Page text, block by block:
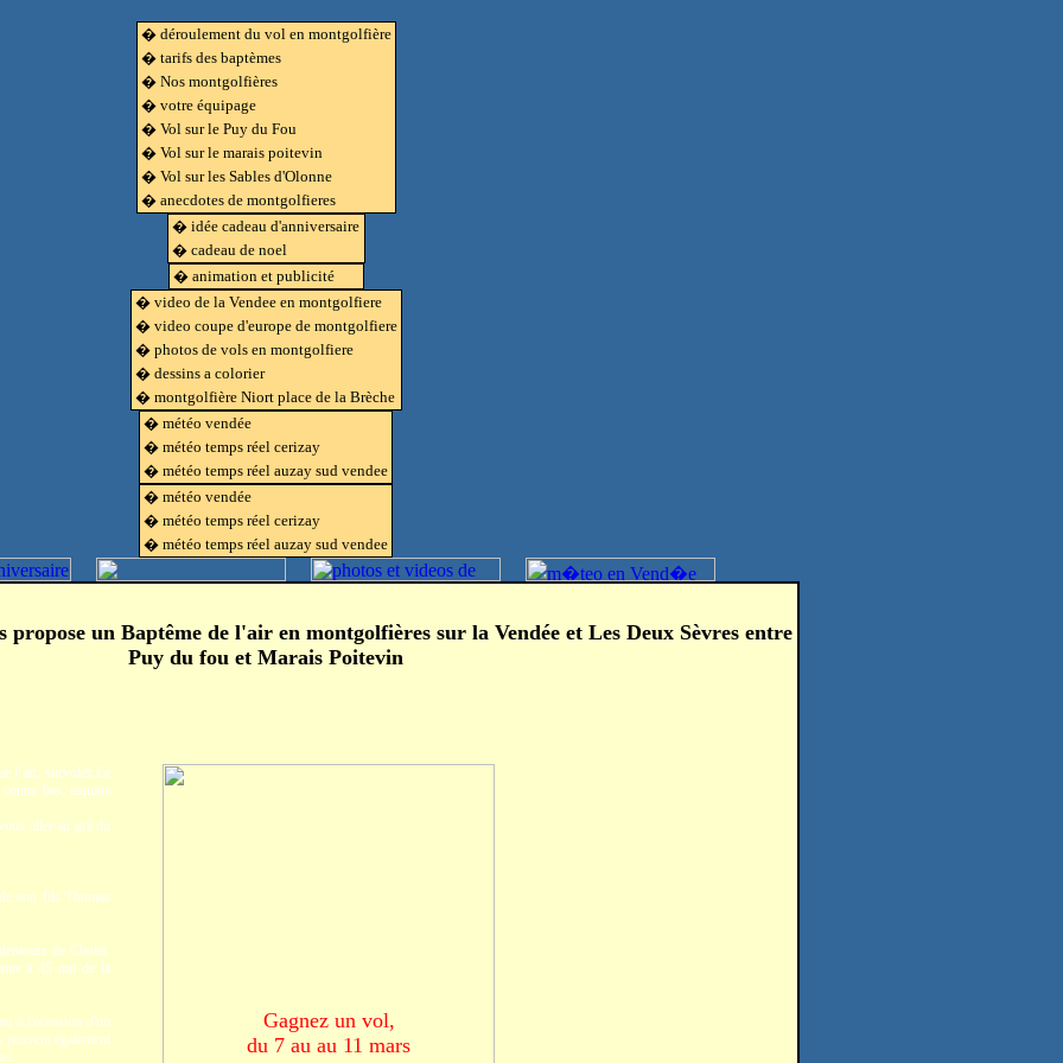
� déroulement du vol en montgolfière
� tarifs des baptèmes
� Nos montgolfières
� votre équipage
� Vol sur le Puy du Fou
� Vol sur le marais poitevin
� Vol sur les Sables d'Olonne
� anecdotes de montgolfieres
� idée cadeau d'anniversaire
� cadeau de noel
� animation et publicité
� video de la Vendee en montgolfiere
� video coupe d'europe de montgolfiere
� photos de vols en montgolfiere
� dessins a colorier
� montgolfière Niort place de la Brèche
� météo vendée
� météo temps réel cerizay
� météo temps réel auzay sud vendee
� météo vendée
� météo temps réel cerizay
� météo temps réel auzay sud vendee
propose un Baptême de l'airen montgolfières sur la Vendée et Les Deux Sèvres entre
Puy du fou et Marais Poitevin
l’air, survolez Le
bas, taquine
aller au gré du
son fils Thomas
de Cholet.
à 45 mn de la
à l'occasion d'un
également
Gagnez un vol,
du 7 au au 11 mars